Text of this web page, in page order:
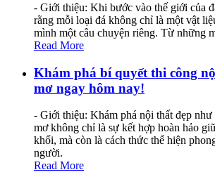
- Giới thiệu: Khi bước vào thế giới của
rằng mỗi loại đá không chỉ là một vật
mình một câu chuyện riêng. Từ những
Read More
Khám phá bí quyết thi công
mơ ngay hôm nay!
- Giới thiệu: Khám phá nội thất đẹp
mơ không chỉ là sự kết hợp hoàn hảo
khối, mà còn là cách thức thể hiện
người.
Read More